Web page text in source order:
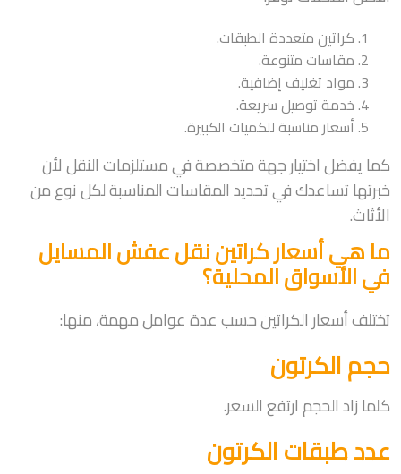
كراتين متعددة الطبقات.
مقاسات متنوعة.
مواد تغليف إضافية.
خدمة توصيل سريعة.
أسعار مناسبة للكميات الكبيرة.
كما يفضل اختيار جهة متخصصة في مستلزمات النقل لأن
خبرتها تساعدك في تحديد المقاسات المناسبة لكل نوع من
الأثاث.
ما هي أسعار كراتين نقل عفش المسايل
في الأسواق المحلية؟
تختلف أسعار الكراتين حسب عدة عوامل مهمة، منها:
حجم الكرتون
كلما زاد الحجم ارتفع السعر.
عدد طبقات الكرتون